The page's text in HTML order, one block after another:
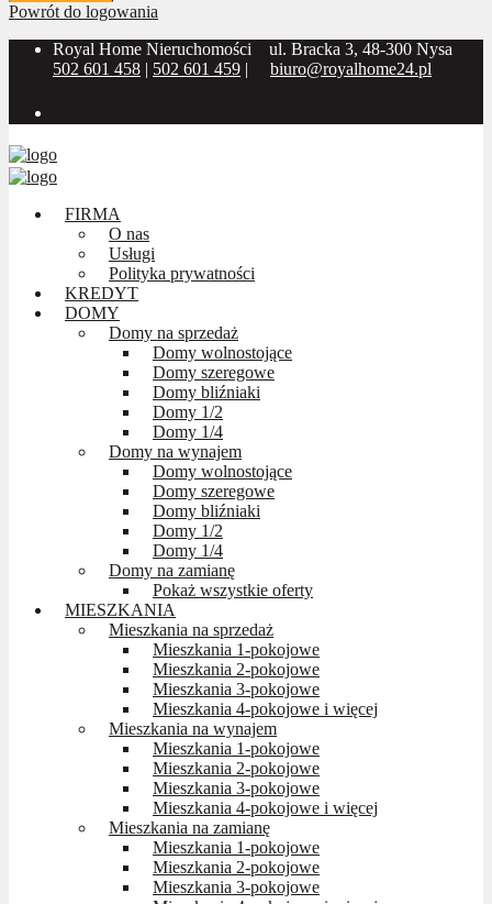
Powrót do logowania
Royal Home Nieruchomości
ul. Bracka 3, 48-300 Nysa
502 601 458 | 502 601 459 | biuro@royalhome24.pl
FIRMA
O nas
Usługi
Polityka prywatności
KREDYT
DOMY
Domy na sprzedaż
Domy wolnostojące
Domy szeregowe
Domy bliźniaki
Domy 1/2
Domy 1/4
Domy na wynajem
Domy wolnostojące
Domy szeregowe
Domy bliźniaki
Domy 1/2
Domy 1/4
Domy na zamianę
Pokaż wszystkie oferty
MIESZKANIA
Mieszkania na sprzedaż
Mieszkania 1-pokojowe
Mieszkania 2-pokojowe
Mieszkania 3-pokojowe
Mieszkania 4-pokojowe i więcej
Mieszkania na wynajem
Mieszkania 1-pokojowe
Mieszkania 2-pokojowe
Mieszkania 3-pokojowe
Mieszkania 4-pokojowe i więcej
Mieszkania na zamianę
Mieszkania 1-pokojowe
Mieszkania 2-pokojowe
Mieszkania 3-pokojowe